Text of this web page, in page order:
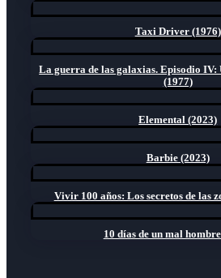
Taxi Driver (1976)
La guerra de las galaxias. Episodio IV:
(1977)
Elemental (2023)
Barbie (2023)
Vivir 100 años: Los secretos de las
10 días de un mal